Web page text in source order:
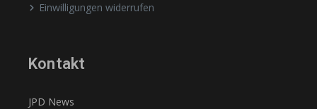
Einwilligungen widerrufen
Kontakt
JPD News